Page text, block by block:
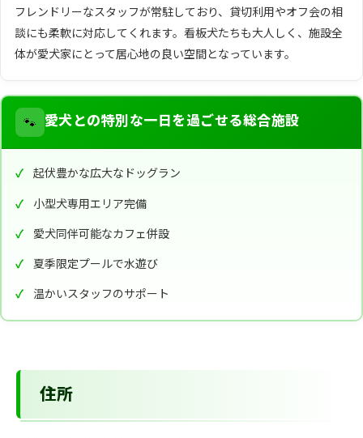
フレンドリーなスタッフが常駐しており、貸切利用やオフ会の相
談にも柔軟に対応してくれます。看板犬たちも大人しく、施設全
体が愛犬家にとって居心地の良い空間となっています。
🐾 愛犬との特別な一日を過ごせる総合施設
起伏豊かな広大なドッグラン
小型犬専用エリア完備
愛犬同伴可能なカフェ併設
夏季限定プールで水遊び
温かいスタッフのサポート
住所